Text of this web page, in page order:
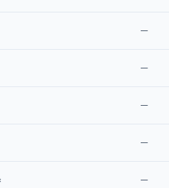
—
—
—
—
—